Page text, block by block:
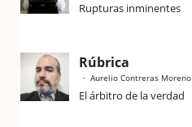
Rupturas inminentes
Rúbrica
Aurelio Contreras Moreno
El árbitro de la verdad